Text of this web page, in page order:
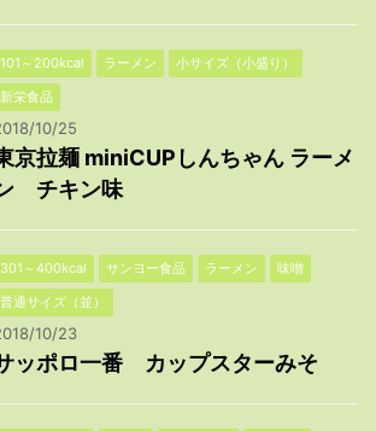
101～200kcal ラーメン
小サイズ（小盛り）
新栄食品
10/25
京拉麺 miniCUPしんちゃん ラーメ
チキン味
301～400kcal サンヨー食品 ラーメン
味噌
普通サイズ（並）
10/23
ッポロ一番 カップスターみそ